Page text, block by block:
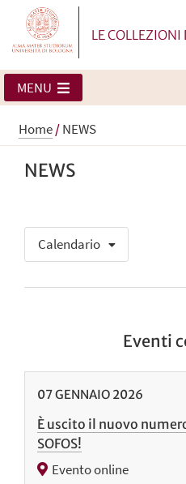
LE COLLEZIONI
MENU
Home/NEWS
NEWS
Calendario
Eventi
07GENNAIO 2026
È uscito il nuovo
SOFOS!
Evento online